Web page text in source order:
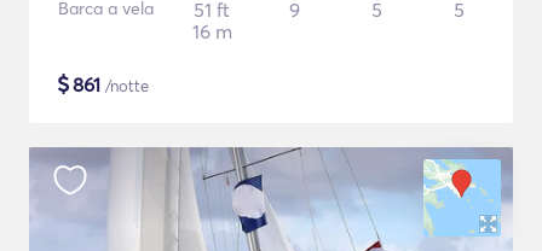
Barca a vela
51 ft
16 m
9 5 5
$861 /notte